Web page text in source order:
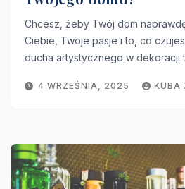
Chcesz, żeby Twój dom
Ciebie, Twoje pasje i to, co
ducha artystycznego w dekoracji
4 WRZEŚNIA, 2025 KUBA